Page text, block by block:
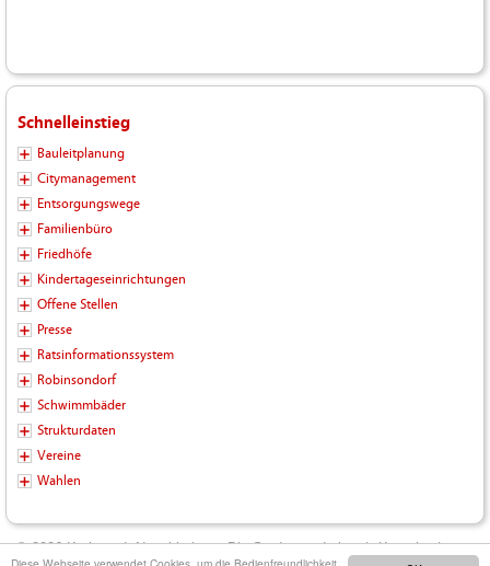
Schnelleinstieg
Bauleitplanung
Citymanagement
Entsorgungswege
Familienbüro
Friedhöfe
Kindertageseinrichtungen
Offene Stellen
Presse
Ratsinformationssystem
Robinsondorf
Schwimmbäder
Strukturdaten
Vereine
Wahlen
© 2026 Kreisstadt Neunkirchen - Die Stadt zum Leben | Kontakt |